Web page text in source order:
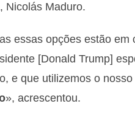
Nicolás Maduro.
essas opções estão em
[Donald Trump]
e que utilizemos o
», acrescentou.